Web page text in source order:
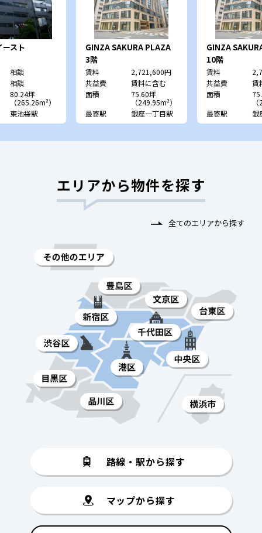
スト
相談
相談
80.24坪
（265.26m²）
東池袋駅
GINZA SAKURA PLAZA
3階
賃料
2,721,600円
共益費
賃料に含む
面積
75.60坪
（249.95m²）
最寄駅
銀座一丁目駅
GINZA
10階
賃料
共益費
賃
面積
最寄駅
銀
エリアから物件を探す
全てのエリアから探す
路線・駅から探す
マップから探す